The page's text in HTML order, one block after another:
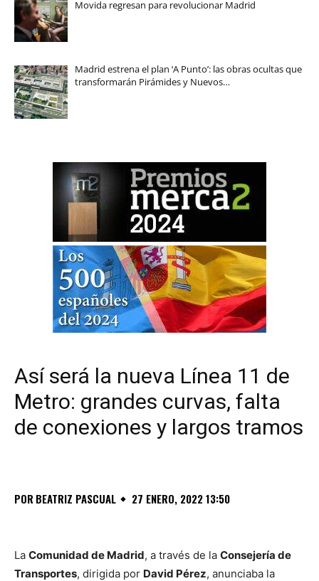
Movida regresan para revolucionar Madrid
Madrid estrena el plan ‘A Punto’: las obras ocultas que
transformarán Pirámides y Nuevos…
Así será la nueva Línea 11 de
Metro: grandes curvas, falta
de conexiones y largos tramos
POR BEATRIZ PASCUAL 27 ENERO, 2022 13:50
La Comunidad de Madrid, a través de la Consejería de
Transportes, dirigida por David Pérez, anunciaba la